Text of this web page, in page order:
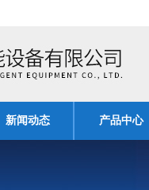
新闻动态 产品中心